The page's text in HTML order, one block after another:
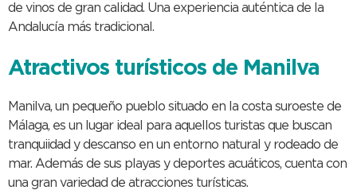
de vinos de gran calidad. Una experiencia auténtica de la
Andalucía más tradicional.
Atractivos turísticos de Manilva
Manilva, un pequeño pueblo situado en la costa suroeste de
Málaga, es un lugar ideal para aquellos turistas que buscan
tranquiidad y descanso en un entorno natural y rodeado de
mar. Además de sus playas y deportes acuáticos, cuenta con
una gran variedad de atracciones turísticas.